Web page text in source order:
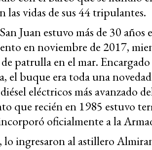
las vidas de sus 44 tripulantes.
Juan estuvo más de 30
en noviembre de 2017,
patrulla en el mar.
el buque era toda una
eléctricos más avanzado
que recién en 1985 estuvo
oficialmente a la
lo ingresaron al astillero